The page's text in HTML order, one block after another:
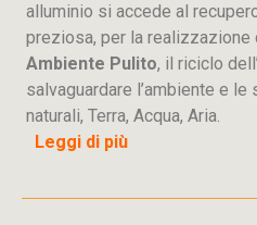
alluminio si accede al
preziosa, per la realizzazione
Ambiente Pulito, il riciclo
salvaguardare l’ambiente e
naturali, Terra, Acqua, Aria.
Leggi di più